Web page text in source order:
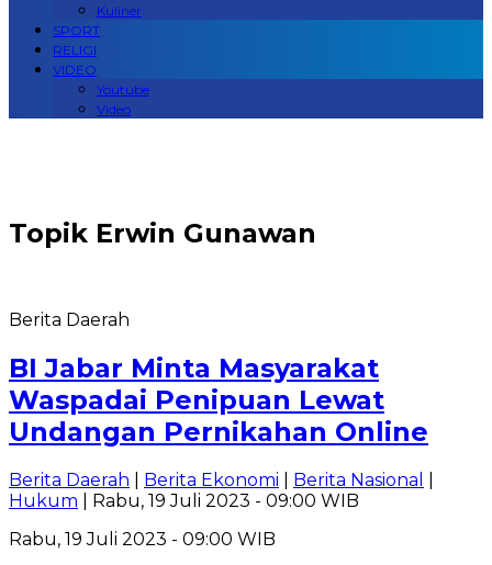
Kuliner
SPORT
RELIGI
VIDEO
Youtube
Video
Topik Erwin Gunawan
Berita Daerah
BI Jabar Minta Masyarakat
Waspadai Penipuan Lewat
Undangan Pernikahan Online
Berita Daerah Berita Ekonomi Berita Nasional
Hukum | Rabu, 19 Juli 2023 - 09:00 WIB
Rabu, 19 Juli 2023 - 09:00 WIB